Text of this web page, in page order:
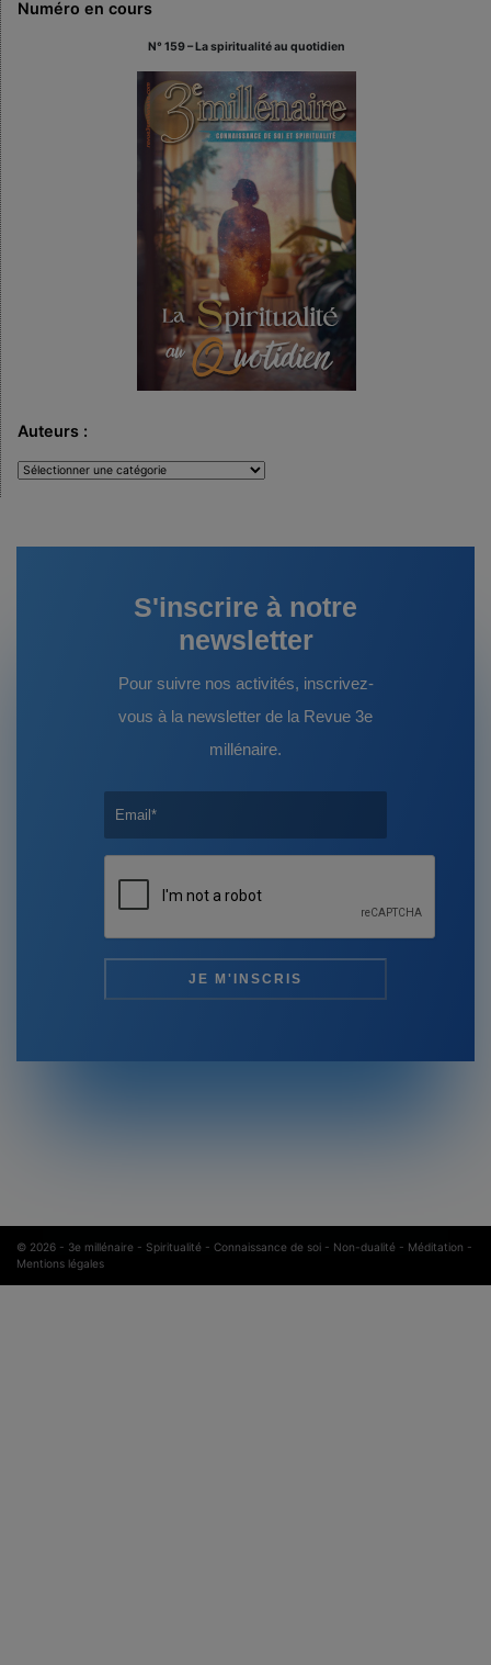
Numéro en cours
N° 159 – La spiritualité au quotidien
Auteurs :
Auteurs
S'inscrire à notre
newsletter
Pour suivre nos activités, inscrivez-
vous à la newsletter de la Revue 3e
millénaire.
© 2026 - 3e millénaire - Spiritualité - Connaissance de soi - Non-dualité - Méditation -
Mentions légales